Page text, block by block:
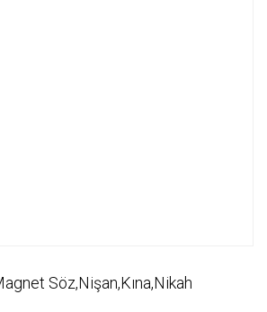
Söz,Nişan,Kına,Nikah